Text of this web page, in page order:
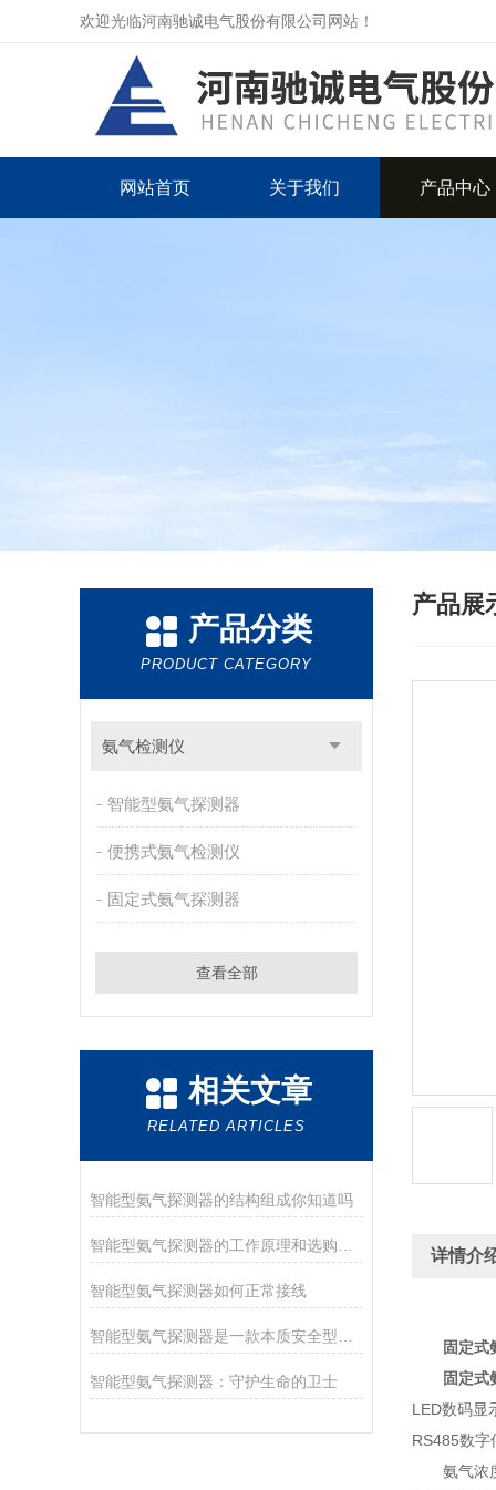
欢迎光临河南驰诚电气股份有限公司网站！
网站首页 关于我们 产品中心
产品分类
PRODUCT CATEGORY
氨气检测仪
智能型氨气探测器
便携式氨气检测仪
固定式氨气探测器
查看全部
相关文章
RELATED ARTICLES
智能型氨气探测器的结构组成你知道吗
智能型氨气探测器如何正常接线
智能型氨气探测器：守护生命的卫士
产品展
详情介
固定式
固定式
LED数码显
RS485数字
氨气浓度